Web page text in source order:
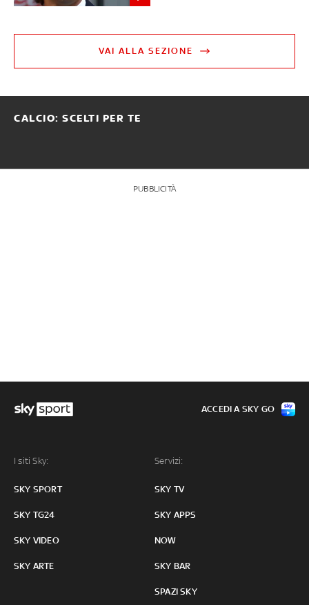
VAI ALLA SEZIONE
CALCIO: SCELTI PER TE
PUBBLICITÀ
I siti Sky:
SKY SPORT
SKY TG24
SKY VIDEO
SKY ARTE
Servizi:
SKY TV
SKY APPS
NOW
SKY BAR
SPAZI SKY
ACCEDI A SKY GO